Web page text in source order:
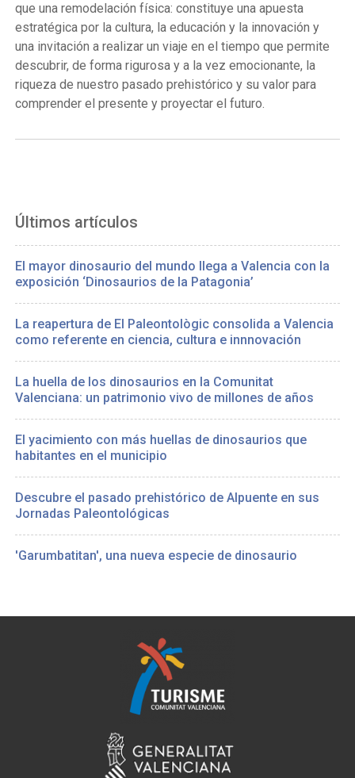
que una remodelación física: constituye una apuesta
estratégica por la cultura, la educación y la innovación y
una invitación a realizar un viaje en el tiempo que permite
descubrir, de forma rigurosa y a la vez emocionante, la
riqueza de nuestro pasado prehistórico y su valor para
comprender el presente y proyectar el futuro.
Últimos artículos
El mayor dinosaurio del mundo llega a Valencia con la
exposición ‘Dinosaurios de la Patagonia’
La reapertura de El Paleontològic consolida a Valencia
como referente en ciencia, cultura e innnovación
La huella de los dinosaurios en la Comunitat
Valenciana: un patrimonio vivo de millones de años
El yacimiento con más huellas de dinosaurios que
habitantes en el municipio
Descubre el pasado prehistórico de Alpuente en sus
Jornadas Paleontológicas
'Garumbatitan', una nueva especie de dinosaurio